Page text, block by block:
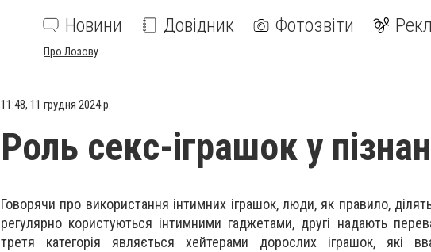
Новини Довідник Фотозвіти
Про Лозову
11:48, 11 грудня 2024 р.
Роль секс-іграшок у
Говорячи про використання інтимних іграшок, люди, як правило,
регулярно користуються інтимними гаджетами, другі надають
третя категорія являється хейтерами дорослих іграшок, які